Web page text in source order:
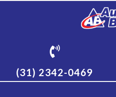
(31) 2342-0469